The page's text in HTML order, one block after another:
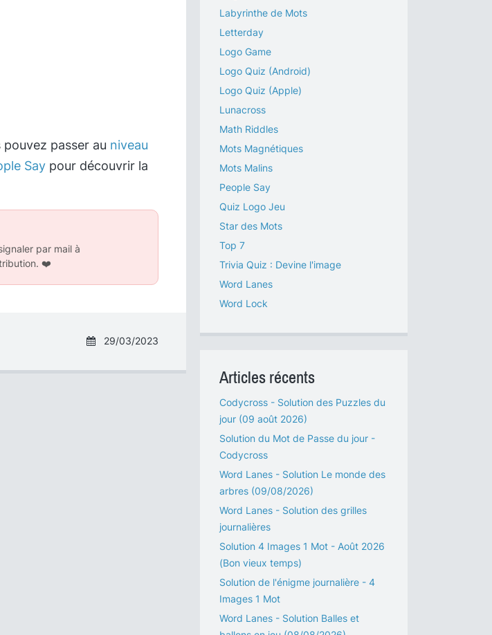
pouvez passer au niveau
Say pour découvrir la
par mail à
❤️
29/03/2023
Labyrinthe de Mots
Letterday
Logo Game
Logo Quiz (Android)
Logo Quiz (Apple)
Lunacross
Math Riddles
Mots Magnétiques
Mots Malins
People Say
Quiz Logo Jeu
Star des Mots
Top 7
Trivia Quiz : Devine l'image
Word Lanes
Word Lock
Articles récents
Codycross - Solution des Puzzles du
jour (09 août 2026)
Solution du Mot de Passe du jour -
Codycross
Word Lanes - Solution Le monde des
arbres (09/08/2026)
Word Lanes - Solution des grilles
journalières
Solution 4 Images 1 Mot - Août 2026
(Bon vieux temps)
Solution de l'énigme journalière - 4
Images 1 Mot
Word Lanes - Solution Balles et